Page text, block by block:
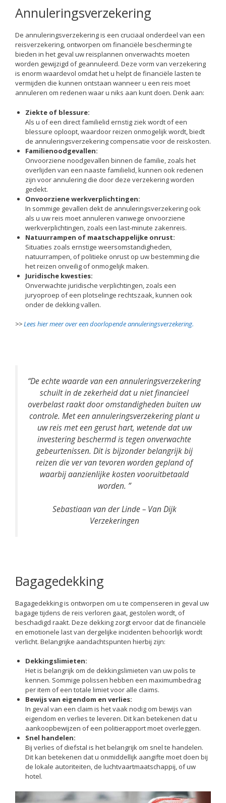
Annuleringsverzekering
De annuleringsverzekering is een cruciaal onderdeel van een
reisverzekering, ontworpen om financiële bescherming te
bieden in het geval uw reisplannen onverwachts moeten
worden gewijzigd of geannuleerd. Deze vorm van verzekering
is enorm waardevol omdat het u helpt de financiële lasten te
vermijden die kunnen ontstaan wanneer u een reis moet
annuleren om redenen waar u niks aan kunt doen. Denk aan:
Ziekte of blessure:
Als u of een direct familielid ernstig ziek wordt of een
blessure oploopt, waardoor reizen onmogelijk wordt, biedt
de annuleringsverzekering compensatie voor de reiskosten.
Familienoodgevallen:
Onvoorziene noodgevallen binnen de familie, zoals het
overlijden van een naaste familielid, kunnen ook redenen
zijn voor annulering die door deze verzekering worden
gedekt.
Onvoorziene werkverplichtingen:
In sommige gevallen dekt de annuleringsverzekering ook
als u uw reis moet annuleren vanwege onvoorziene
werkverplichtingen, zoals een last-minute zakenreis.
Natuurrampen of maatschappelijke onrust:
Situaties zoals ernstige weersomstandigheden,
natuurrampen, of politieke onrust op uw bestemming die
het reizen onveilig of onmogelijk maken.
Juridische kwesties:
Onverwachte juridische verplichtingen, zoals een
juryoproep of een plotselinge rechtszaak, kunnen ook
onder de dekking vallen.
>>Lees hier meer over een doorlopende annuleringsverzekering.
“De echte waarde van een annuleringsverzekering
schuilt in de zekerheid dat u niet financieel
overbelast raakt door omstandigheden buiten uw
controle. Met een annuleringsverzekering plant u
uw reis met een gerust hart, wetende dat uw
investering beschermd is tegen onverwachte
gebeurtenissen. Dit is bijzonder belangrijk bij
reizen die ver van tevoren worden gepland of
waarbij aanzienlijke kosten vooruitbetaald
worden. ”
Sebastiaan van der Linde – Van Dijk
Verzekeringen
Bagagedekking
Bagagedekking is ontworpen om u te compenseren in geval uw
bagage tijdens de reis verloren gaat, gestolen wordt, of
beschadigd raakt. Deze dekking zorgt ervoor dat de financiële
en emotionele last van dergelijke incidenten behoorlijk wordt
verlicht. Belangrijke aandachtspunten hierbij zijn:
Dekkingslimieten:
Het is belangrijk om de dekkingslimieten van uw polis te
kennen. Sommige polissen hebben een maximumbedrag
per item of een totale limiet voor alle claims.
Bewijs van eigendom en verlies:
In geval van een claim is het vaak nodig om bewijs van
eigendom en verlies te leveren. Dit kan betekenen dat u
aankoopbewijzen of een politierapport moet overleggen.
Snel handelen:
Bij verlies of diefstal is het belangrijk om snel te handelen.
Dit kan betekenen dat u onmiddellijk aangifte moet doen bij
de lokale autoriteiten, de luchtvaartmaatschappij, of uw
hotel.